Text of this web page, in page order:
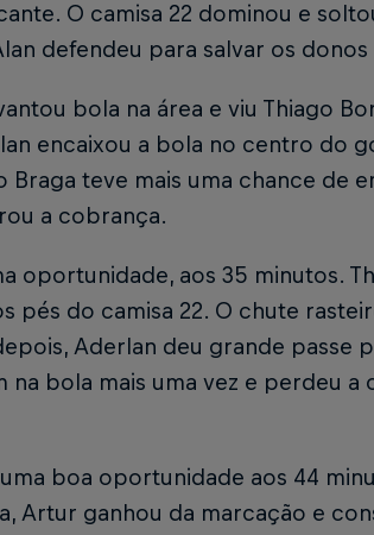
O camisa 22 dominou e
defendeu para salvar os donos
bola na área e viu Thiago
encaixou a bola no centro do
Braga teve mais uma chance de
a cobrança.
oportunidade, aos 35 minutos.
pés do camisa 22. O chute
Aderlan deu grande passe
na bola mais uma vez e perdeu a
boa oportunidade aos 44
Artur ganhou da marcação e